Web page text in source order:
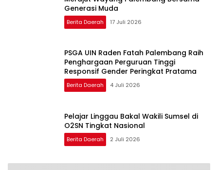
Generasi Muda
Berita Daerah 17 Juli 2026
PSGA UIN Raden Fatah Palembang Raih
Penghargaan Perguruan Tinggi
Responsif Gender Peringkat Pratama
Berita Daerah 4 Juli 2026
Pelajar Linggau Bakal Wakili Sumsel di
O2SN Tingkat Nasional
Berita Daerah 2 Juli 2026